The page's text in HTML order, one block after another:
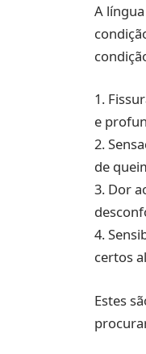
A
1.
e
2.
de
3. Dor
4.
certos
Estes